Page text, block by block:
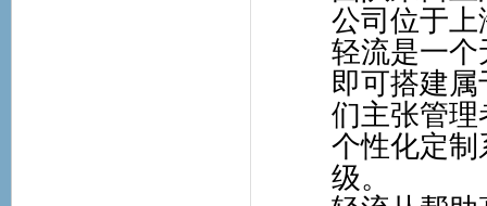
公司位于
轻流是一
即可搭建
们主张管
个性化定
级。